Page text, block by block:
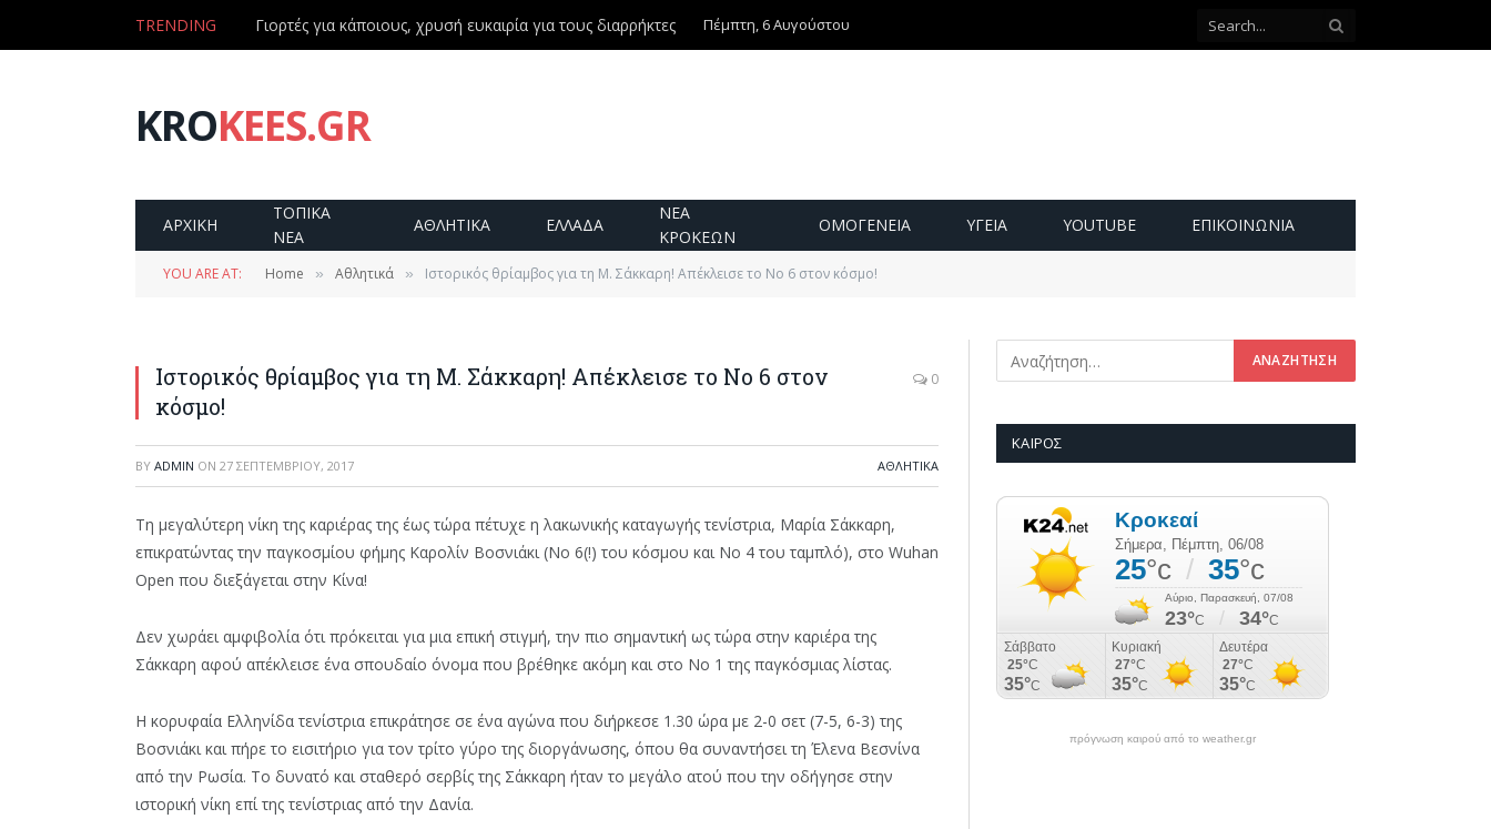
TRENDING Γιορτές για κάποιους, χρυσή ευκαιρία για τους διαρρήκτες Πέμπτη, 6 Αυγούστου
KROKEES.GR
ΑΡΧΙΚΗ
ΤΟΠΙΚΑ
ΝΕΑ
ΑΘΛΗΤΙΚΑ ΕΛΛΑΔΑ
ΝΕΑ
ΚΡΟΚΕΩΝ
ΟΜΟΓΕΝΕΙΑ ΥΓΕΙΑ YOUTUBE ΕΠΙΚΟΙΝΩΝΊΑ
YOU ARE AT: Home » Αθλητικά » Ιστορικός θρίαμβος για τη Μ. Σάκκαρη! Απέκλεισε το No 6 στον κόσμο!
Ιστορικός θρίαμβος για τη Μ. Σάκκαρη! Απέκλεισε το No 6 στον
κόσμο!
0
BY ADMIN ON 27 ΣΕΠΤΕΜΒΡΊΟΥ, 2017 ΑΘΛΗΤΙΚΆ
Tη μεγαλύτερη νίκη της καριέρας της έως τώρα πέτυχε η λακωνικής καταγωγής τενίστρια, Μαρία Σάκκαρη,
επικρατώντας την παγκοσμίου φήμης Καρολίν Βοσνιάκι (Νο 6(!) του κόσμου και Νο 4 του ταμπλό), στο Wuhan
Open που διεξάγεται στην Κίνα!
Δεν χωράει αμφιβολία ότι πρόκειται για μια επική στιγμή, την πιο σημαντική ως τώρα στην καριέρα της
Σάκκαρη αφού απέκλεισε ένα σπουδαίο όνομα που βρέθηκε ακόμη και στο Νο 1 της παγκόσμιας λίστας.
Η κορυφαία Ελληνίδα τενίστρια επικράτησε σε ένα αγώνα που διήρκεσε 1.30 ώρα με 2-0 σετ (7-5, 6-3) της
Βοσνιάκι και πήρε το εισιτήριο για τον τρίτο γύρο της διοργάνωσης, όπου θα συναντήσει τη Έλενα Βεσνίνα
από την Ρωσία. To δυνατό και σταθερό σερβίς της Σάκκαρη ήταν το μεγάλο ατού που την οδήγησε στην
ιστορική νίκη επί της τενίστριας από την Δανία.
ΚΑΙΡΌΣ
πρόγνωση καιρού από το weather.gr